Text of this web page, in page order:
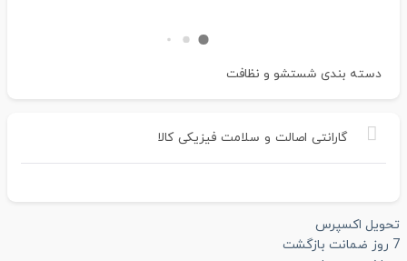
دسته بندی شستشو و نظافت
گارانتی اصالت و سلامت فیزیکی کالا
تحویل اکسپرس
7 روز ضمانت بازگشت